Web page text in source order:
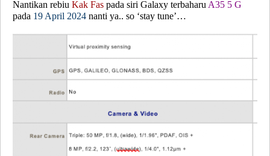
Nantikan rebiu Kak Fas pada siri Galaxy terbaharu A35 5 G
pada 19 April 2024 nanti ya.. so ‘stay tune’…